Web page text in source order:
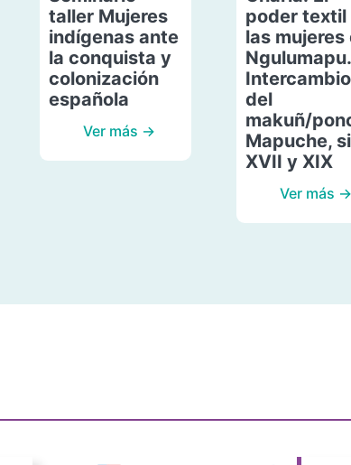
taller Mujeres
indígenas ante
la conquista y
colonización
española
Ver más →
poder textil
las mujeres
Ngulumapu.
Intercambio
del
makuñ/
Mapuche,
XVII y XIX
Ver más →